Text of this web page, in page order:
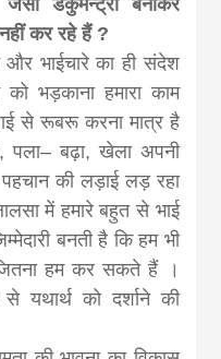
नहीं कर रहे हैं ?
और भाईचारे का ही संदेश
को भड़काना हमारा काम
से रूबरू करना मात्र है
बढ़ा, खेला अपनी
की लड़ाई लड़ रहा
में हमारे बहुत से भाई
बनती है कि हम भी
हम कर सकते हैं ।
यथार्थ को दर्शाने की